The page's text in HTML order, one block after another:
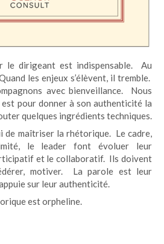
le dirigeant est indispensable. Au
les enjeux s’élèvent, il tremble.
avec bienveillance. Nous
est pour donner à son authenticité la
quelques ingrédients techniques.
de maîtriser la rhétorique. Le cadre,
le leader font évoluer leur
et le collaboratif. Ils doivent
motiver. La parole est leur
sur leur authenticité.
est orpheline.